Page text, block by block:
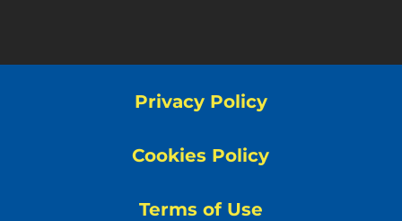
Privacy Policy
Cookies Policy
Terms of Use